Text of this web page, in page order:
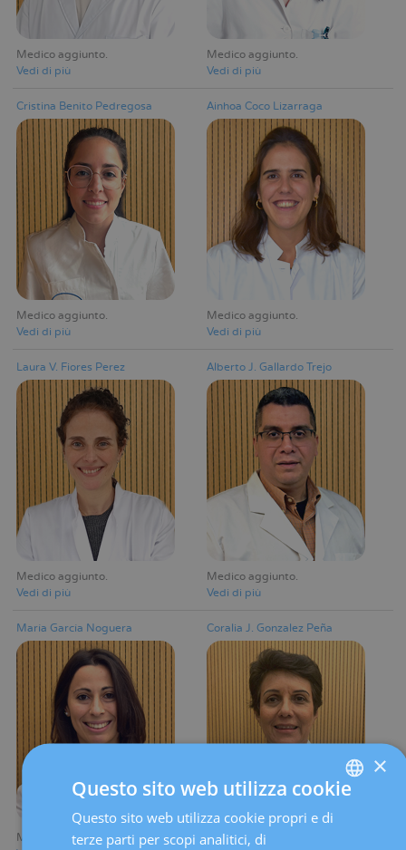
Medico aggiunto
Vedi di più
Medico aggiunto
Vedi di più
Cristina Benito Pedregosa
Medico aggiunto
Vedi di più
Ainhoa Coco Lizarraga
Medico aggiunto
Vedi di più
Laura V. Fiores Perez
Medico aggiunto
Vedi di più
Alberto J. Gallardo Trejo
Medico aggiunto
Vedi di più
María García Noguera
Medico aggiunto
Coralia J. Gonzalez Peña
Medico aggiunto
SPANISH
×
Questo sito web utilizza cookie
Questo sito web utilizza cookie propri e di
terze parti per scopi analitici, di